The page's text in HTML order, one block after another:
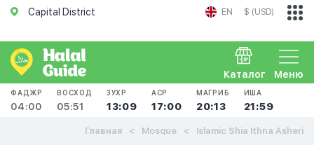
Capital District EN $ (USD)
Меню
Каталог
ФАДЖР
04:00
ВОСХОД
05:51
ЗУХР
13:09
АСР
17:00
МАГРИБ
20:13
ИША
21:59
Главная Mosque Islamic Shia Ithna Asheri